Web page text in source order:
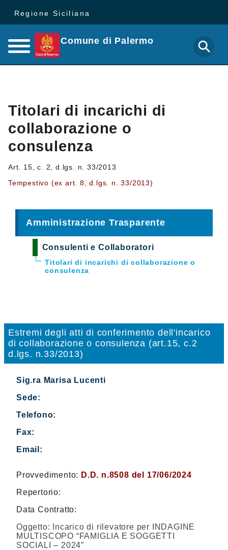
Regione Siciliana
Comune di Palermo
Titolari di incarichi di
collaborazione o
consulenza
Art. 15, c. 2, d.lgs. n. 33/2013
Tempestivo (ex art. 8, d.lgs. n. 33/2013)
Amministrazione Trasparente
Consulenti e Collaboratori
Titolari di incarichi di collaborazione o
consulenza
Estremi degli atti di conferimento dell'incarico
di collaborazione o consulenza (art.15, c.2
d.lgs. n.33/2013)
Sig.ra Marisa Lucenti
Sede:
Telefono:
Fax:
Email:
Provvedimento: D.D. n.8508 del 17/06/2024
Repertorio:
Data Contratto:
Oggetto:
Incarico di rilevatore per INDAGINE
MULTISCOPO “FAMIGLIA E SOGGETTI
SOCIALI – 2024”